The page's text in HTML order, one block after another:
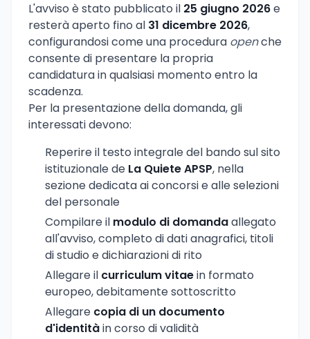
L'avviso è stato pubblicato il 25 giugno 2026e
resterà aperto fino al 31 dicembre 2026,
configurandosi come una procedura openche
consente di presentare la propria
candidatura in qualsiasi momento entro la
scadenza.
Per la presentazione della domanda, gli
interessati devono:
Reperire il testo integrale del bando sul sito
istituzionale de La Quiete APSP, nella
sezione dedicata ai concorsi e alle selezioni
del personale
Compilare il modulo di domandaallegato
all'avviso, completo di dati anagrafici, titoli
di studio e dichiarazioni di rito
Allegare il curriculum vitaein formato
europeo, debitamente sottoscritto
Allegare copia di un documento
d'identitàin corso di validità